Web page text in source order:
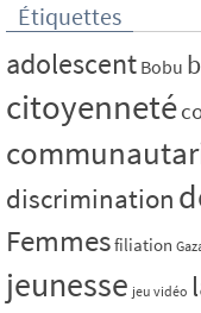
Étiquettes
adolescent Bobu
citoyenneté
discrimination
Femmesfiliation
jeunesse jeu vidéo